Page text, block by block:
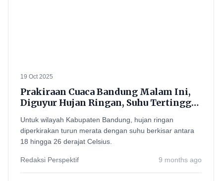
19 Oct 2025
Prakiraan Cuaca Bandung Malam Ini,
Diguyur Hujan Ringan, Suhu Tertinggi
Untuk wilayah Kabupaten Bandung, hujan ringan
diperkirakan turun merata dengan suhu berkisar antara
18 hingga 26 derajat Celsius.
Redaksi Perspektif 9 months ago